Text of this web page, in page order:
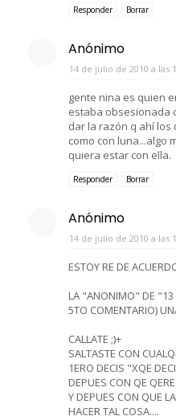
Responder Borrar
Anónimo
14 de julio de 2010 a las
gente nina es quien
estaba obsesionada
dar la razón q ahí los
como con luna...algo
quiera estar con ella.
Responder Borrar
Anónimo
14 de julio de 2010 a las
ESTOY RE DE
LA "ANONIMO" DE
5TO COMENTARIO)
CALLATE ;)+
SALTASTE CON
1ERO DECIS "XQE
DEPUES CON QE
Y DEPUES CON QUE
HACER TAL COSA....